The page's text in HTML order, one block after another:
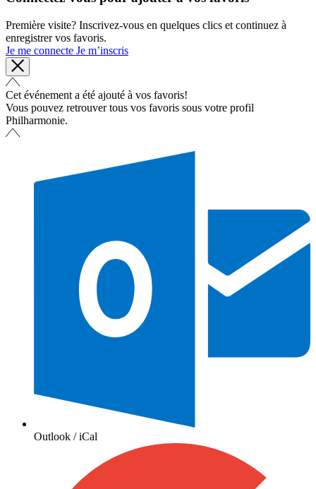
Première visite? Inscrivez-vous en quelques clics et continuez à
enregistrer vos favoris.
Je me connecte Je m’inscris
Cet événement a été ajouté à vos favoris!
Vous pouvez retrouver tous vos favoris sous votre profil
Philharmonie.
Outlook / iCal